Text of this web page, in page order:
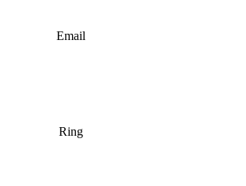
Email
Ring